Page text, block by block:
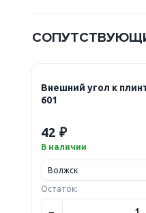
Внешний угол к
601
42 ₽
В наличии
Остаток: